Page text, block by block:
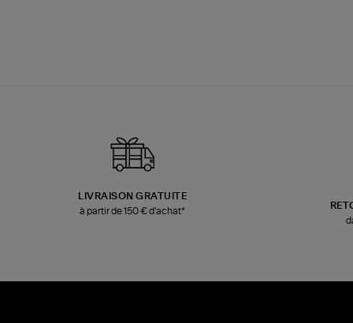
LIVRAISON GRATUITE
à partir de 150 € d'achat*